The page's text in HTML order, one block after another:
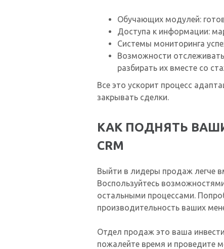
Обучающих модулей:
Доступа к информации:
Системы мониторинга
Возможности
разбирать их вместе со
Все это ускорит процесс
закрывать сделки.
КАК ПОДНЯТЬ
CRM
Выйти в лидеры продаж легче
Воспользуйтесь
остальными процессами.
производительность ваших
Отдел продаж это ваша
пожалейте время и проведите